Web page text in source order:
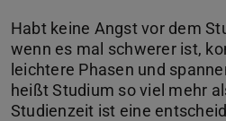
Habt keine Angst vor dem
wenn es mal schwerer ist,
leichtere Phasen und
heißt Studium so viel mehr
Studienzeit ist eine